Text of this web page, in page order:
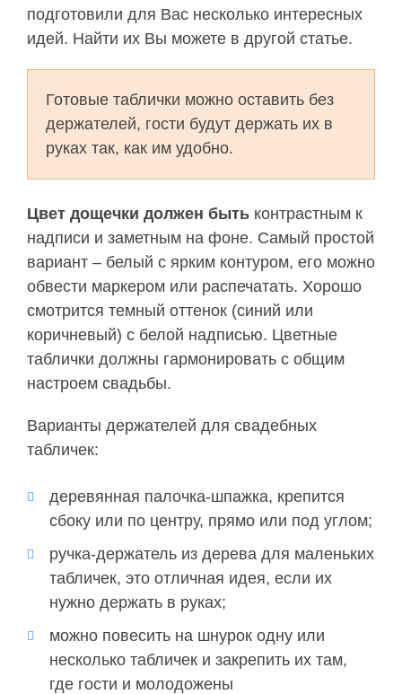
подготовили для Вас несколько интересных
идей. Найти их Вы можете в другой статье.
Готовые таблички можно оставить без
держателей, гости будут держать их в
руках так, как им удобно.
Цвет дощечки должен быть контрастным к
надписи и заметным на фоне. Самый простой
вариант – белый с ярким контуром, его можно
обвести маркером или распечатать. Хорошо
смотрится темный оттенок (синий или
коричневый) с белой надписью. Цветные
таблички должны гармонировать с общим
настроем свадьбы.
Варианты держателей для свадебных
табличек:
деревянная палочка-шпажка, крепится
сбоку или по центру, прямо или под углом;
ручка-держатель из дерева для маленьких
табличек, это отличная идея, если их
нужно держать в руках;
можно повесить на шнурок одну или
несколько табличек и закрепить их там,
где гости и молодожены